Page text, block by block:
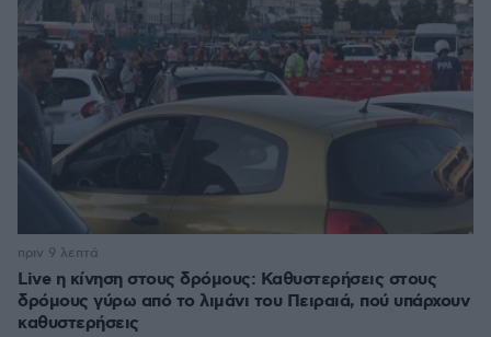
Live η κίνηση στους δρόμους: Καθυστερήσεις στους
δρόμους γύρω από το λιμάνι του Πειραιά, πού υπάρχουν
καθυστερήσεις
πριν 9 λεπτά